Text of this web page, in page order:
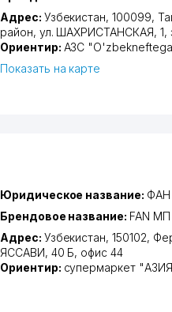
Адрес: Узбекистан, 100099,
район, ул. ШАХРИСТАНСКАЯ, 1,
Ориентир: АЗС
Показать на карте
Юридическое название:
Брендовое название: FAN МП
Адрес: Узбекистан, 150102,
ЯССАВИ, 40 Б, офис 44
Ориентир: супермаркет